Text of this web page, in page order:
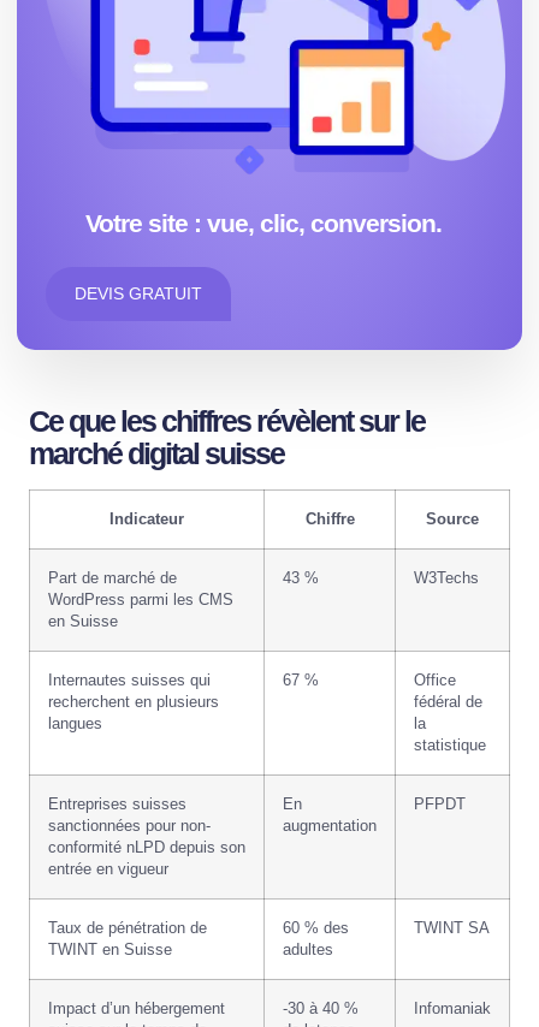
Votre site : vue, clic, conversion.
DEVIS GRATUIT
Ce que les chiffres révèlent sur le
marché digital suisse
Indicateur Chiffre Source
Part de marché de
WordPress parmi les CMS
en Suisse
43 % W3Techs
Internautes suisses qui
recherchent en plusieurs
langues
67 %
Office
fédéral de
la
statistique
Entreprises suisses
sanctionnées pour non-
conformité nLPD depuis son
entrée en vigueur
En
augmentation
PFPDT
Taux de pénétration de
TWINT en Suisse
60 % des
adultes
TWINT SA
Impact d’un hébergement
-30 à 40 %
Infomaniak